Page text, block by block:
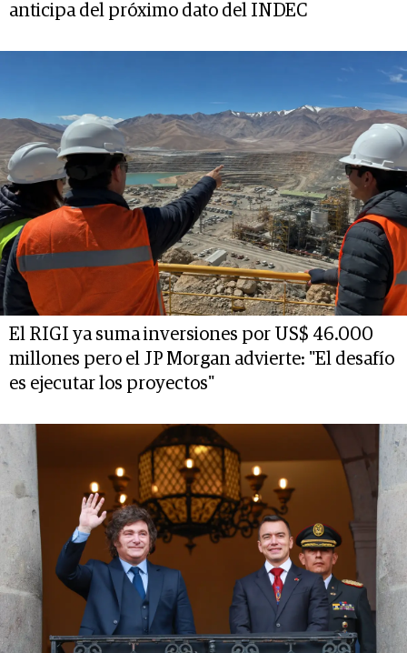
anticipa del próximo dato del INDEC
El RIGI ya suma inversiones por US$ 46.000
millones pero el JP Morgan advierte: "El desafío
es ejecutar los proyectos"